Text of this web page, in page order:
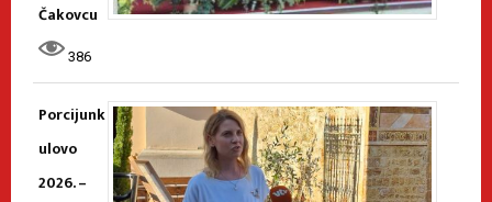
Čakovcu
386
Porcijunk
ulovo
2026. –